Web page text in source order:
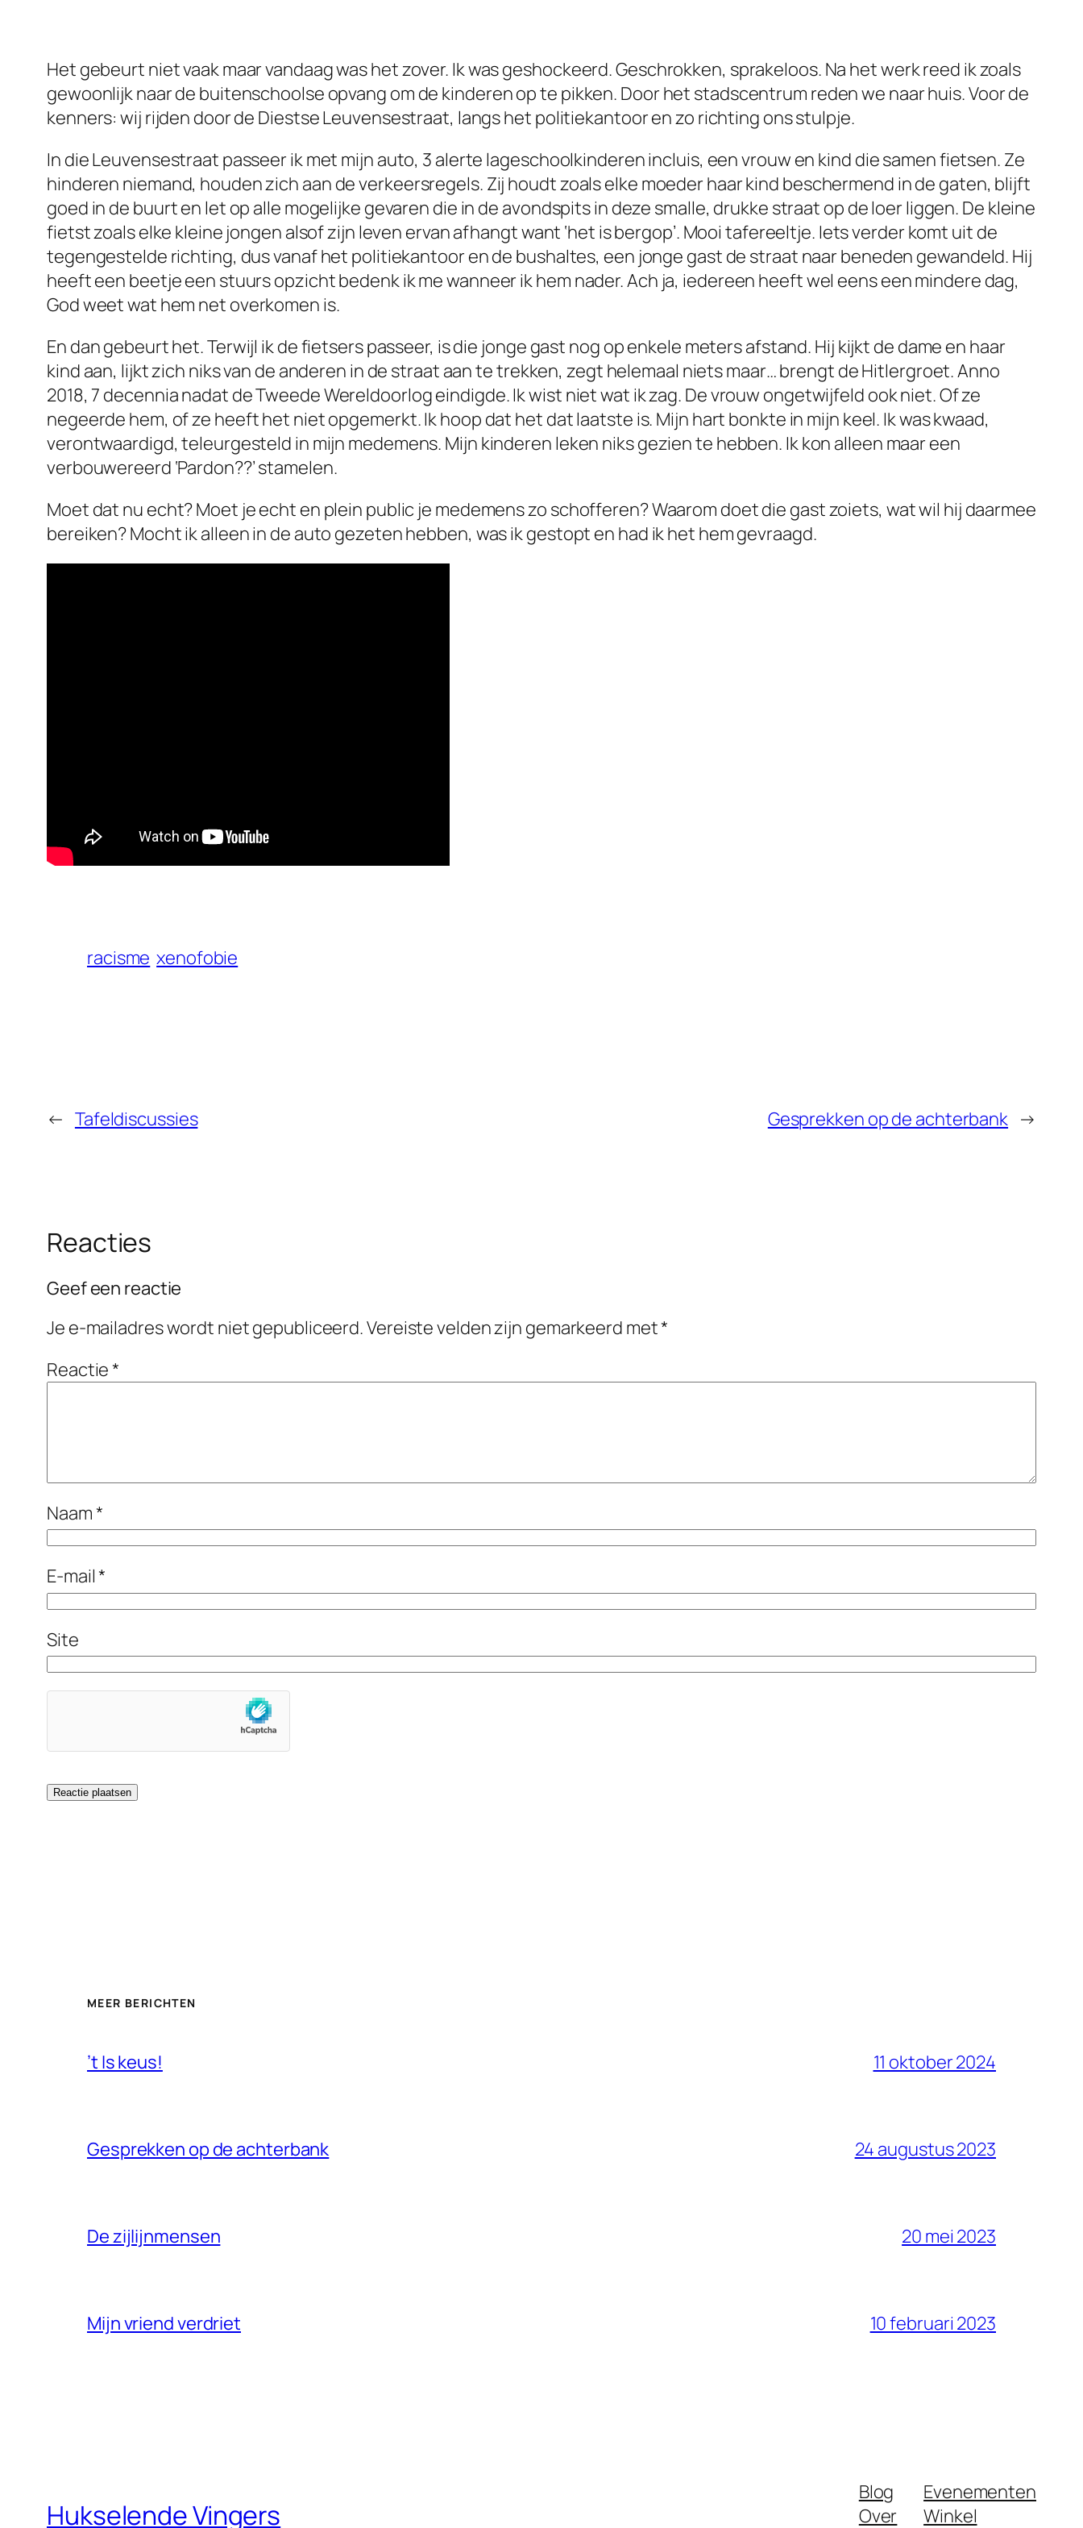
Het gebeurt niet vaak maar vandaag was het zover. Ik was geshockeerd. Geschrokken, sprakeloos. Na het werk reed ik zoals
gewoonlijk naar de buitenschoolse opvang om de kinderen op te pikken. Door het stadscentrum reden we naar huis. Voor de
kenners: wij rijden door de Diestse Leuvensestraat, langs het politiekantoor en zo richting ons stulpje.
In die Leuvensestraat passeer ik met mijn auto, 3 alerte lageschoolkinderen incluis, een vrouw en kind die samen fietsen. Ze
hinderen niemand, houden zich aan de verkeersregels. Zij houdt zoals elke moeder haar kind beschermend in de gaten, blijft
goed in de buurt en let op alle mogelijke gevaren die in de avondspits in deze smalle, drukke straat op de loer liggen. De kleine
fietst zoals elke kleine jongen alsof zijn leven ervan afhangt want ‘het is bergop’. Mooi tafereeltje. Iets verder komt uit de
tegengestelde richting, dus vanaf het politiekantoor en de bushaltes, een jonge gast de straat naar beneden gewandeld. Hij
heeft een beetje een stuurs opzicht bedenk ik me wanneer ik hem nader. Ach ja, iedereen heeft wel eens een mindere dag,
God weet wat hem net overkomen is.
En dan gebeurt het. Terwijl ik de fietsers passeer, is die jonge gast nog op enkele meters afstand. Hij kijkt de dame en haar
kind aan, lijkt zich niks van de anderen in de straat aan te trekken, zegt helemaal niets maar… brengt de Hitlergroet. Anno
2018, 7 decennia nadat de Tweede Wereldoorlog eindigde. Ik wist niet wat ik zag. De vrouw ongetwijfeld ook niet. Of ze
negeerde hem, of ze heeft het niet opgemerkt. Ik hoop dat het dat laatste is. Mijn hart bonkte in mijn keel. Ik was kwaad,
verontwaardigd, teleurgesteld in mijn medemens. Mijn kinderen leken niks gezien te hebben. Ik kon alleen maar een
verbouwereerd ‘Pardon??’ stamelen.
Moet dat nu echt? Moet je echt en plein public je medemens zo schofferen? Waarom doet die gast zoiets, wat wil hij daarmee
bereiken? Mocht ik alleen in de auto gezeten hebben, was ik gestopt en had ik het hem gevraagd.
racisme xenofobie
← Tafeldiscussies Gesprekken op de achterbank →
Reacties
Geef een reactie
Je e-mailadres wordt niet gepubliceerd.Vereiste velden zijn gemarkeerd met*
Reactie*
Naam*
E-mail*
Site
MEER BERICHTEN
’t Is keus! 11 oktober 2024
Gesprekken op de achterbank 24 augustus 2023
De zijlijnmensen 20 mei 2023
Mijn vriend verdriet 10 februari 2023
Hukselende Vingers
Blog
Over
Evenementen
Winkel